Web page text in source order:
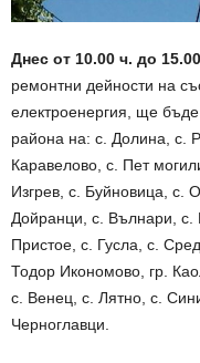
Днес от 10.00 ч. до
ремонтни дейности на
електроенергия, ще
района на: с. Долина, с.
Каравелово, с. Пет
Изгрев, с. Буйновица, с.
Дойранци, с. Вълнари, с.
Пристое, с. Гусла, с.
Тодор Икономово, гр.
с. Венец, с. Лятно, с.
Черноглавци.